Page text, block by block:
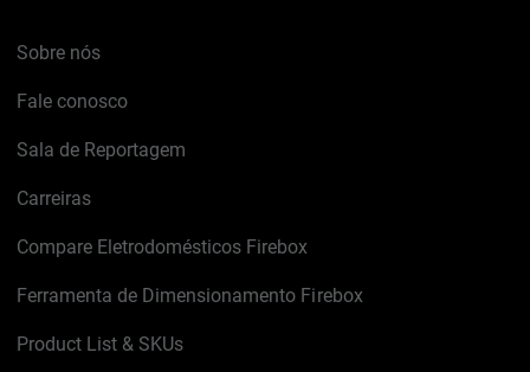
Sobre nós
Fale conosco
Sala de Reportagem
Carreiras
Compare Eletrodomésticos Firebox
Ferramenta de Dimensionamento Firebox
Product List & SKUs